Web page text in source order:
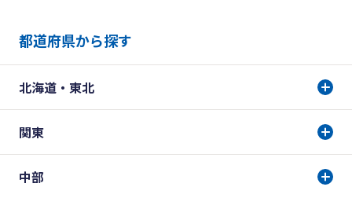
都道府県から探す
北海道・東北
関東
中部